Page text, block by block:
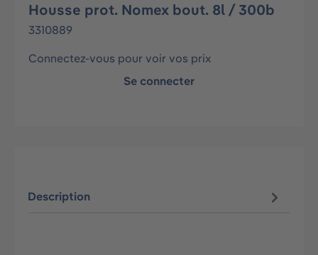
Housse prot. Nomex bout. 8l / 300b
3310889
Connectez-vous pour voir vos prix
Se connecter
Description